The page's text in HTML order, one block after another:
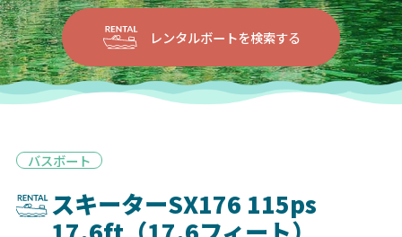
レンタルボートを検索する
バスボート
スキーターSX176 115ps